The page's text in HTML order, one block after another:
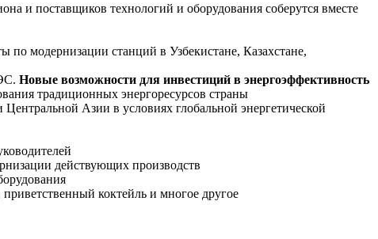
и поставщиков технологий и оборудования соберутся вместе
модернизации станций в Узбекистане, Казахстане,
Новые возможности для инвестиций в энергоэффективность
традиционных энергоресурсов страны
Азии в условиях глобальной энергетической
действующих производств
коктейль и многое другое